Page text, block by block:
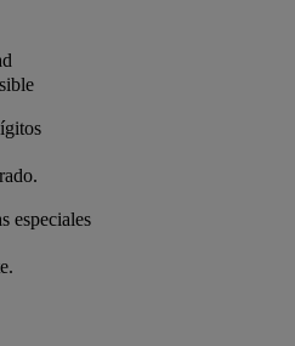
especiales